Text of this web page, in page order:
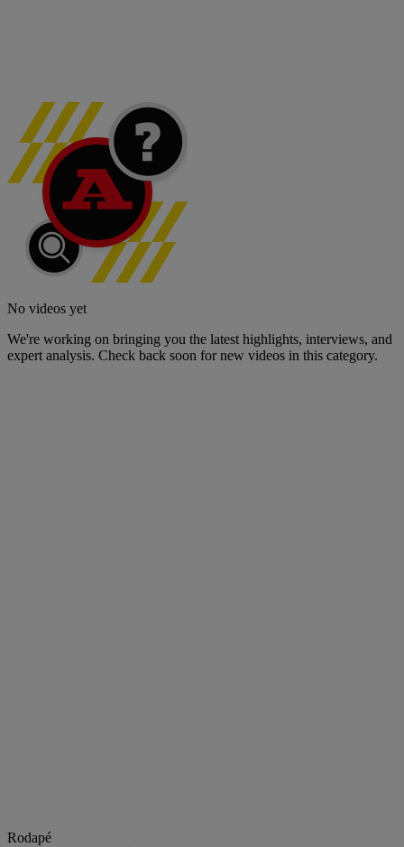
No videos yet
We're working on bringing you the latest highlights, interviews, and
expert analysis. Check back soon for new videos in this category.
Rodapé